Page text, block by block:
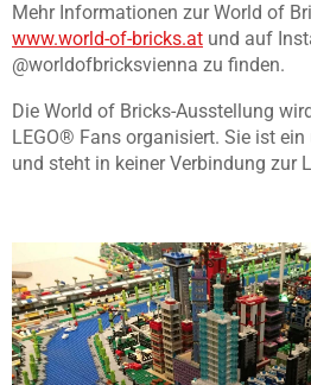
Mehr Informationen zur World of
www.world-of-bricks.at und auf
@worldofbricksvienna zu finden.
Die World of Bricks-Ausstellung
LEGO® Fans organisiert. Sie ist
und steht in keiner Verbindung zur